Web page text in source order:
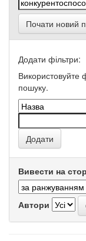
Почати новий
Додати фільтри:
Використовуйте
пошуку.
Вивести на
Автори